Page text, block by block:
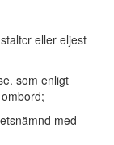
eller eljest
som enligt
med